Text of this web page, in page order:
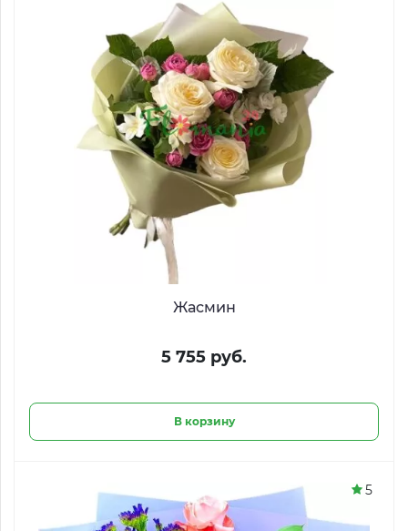
Жасмин
5 755 руб.
В корзину
5